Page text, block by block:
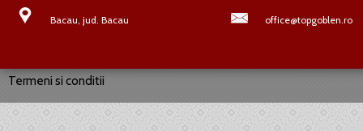
Bacau, jud. Bacau office@topgoblen.ro
Termeni si conditii